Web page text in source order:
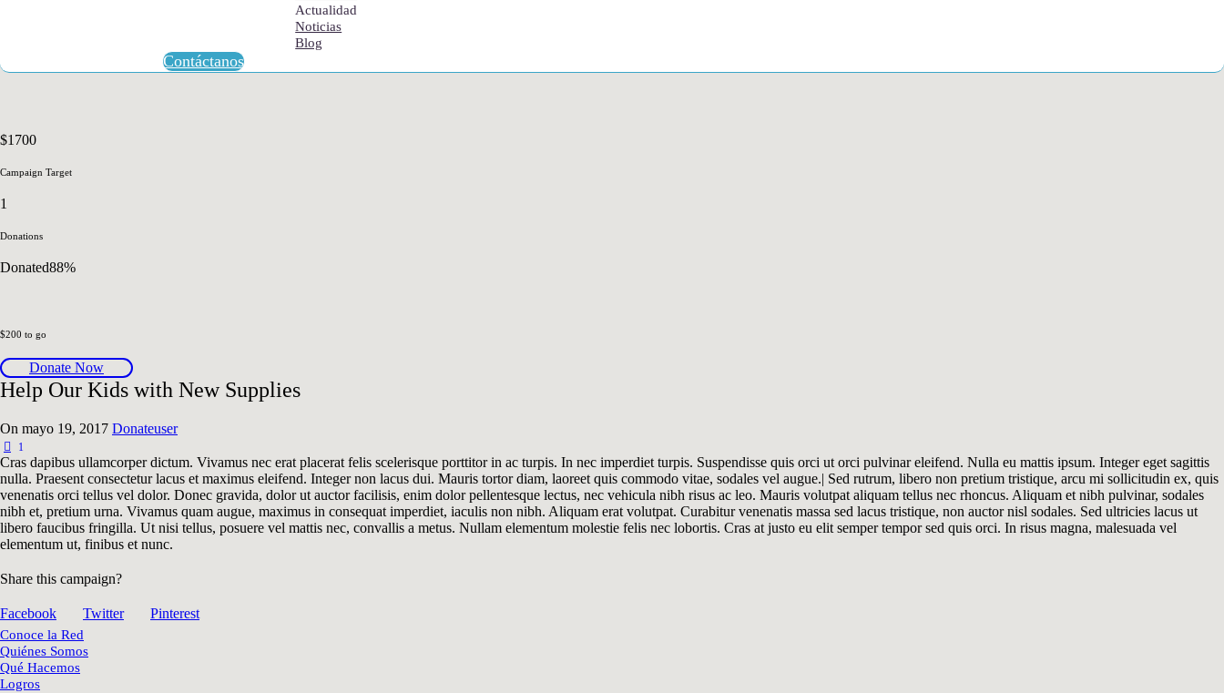
Actualidad
Noticias
Blog
Contáctanos
$1700
Campaign Target
1
Donations
Donated88%
$200 to go
Donate Now
Help Our Kids with New Supplies
On mayo 19, 2017 Donateuser
1
Cras dapibus ullamcorper dictum. Vivamus nec erat placerat felis scelerisque porttitor in ac turpis. In nec imperdiet turpis. Suspendisse quis orci ut orci pulvinar eleifend. Nulla eu mattis ipsum. Integer eget sagittis
nulla. Praesent consectetur lacus et maximus eleifend. Integer non lacus dui. Mauris tortor diam, laoreet quis commodo vitae, sodales vel augue.| Sed rutrum, libero non pretium tristique, arcu mi sollicitudin ex, quis
venenatis orci tellus vel dolor. Donec gravida, dolor ut auctor facilisis, enim dolor pellentesque lectus, nec vehicula nibh risus ac leo. Mauris volutpat aliquam tellus nec rhoncus. Aliquam et nibh pulvinar, sodales
nibh et, pretium urna. Vivamus quam augue, maximus in consequat imperdiet, iaculis non nibh. Aliquam erat volutpat. Curabitur venenatis massa sed lacus tristique, non auctor nisl sodales. Sed ultricies lacus ut
libero faucibus fringilla. Ut nisi tellus, posuere vel mattis nec, convallis a metus. Nullam elementum molestie felis nec lobortis. Cras at justo eu elit semper tempor sed quis orci. In risus magna, malesuada vel
elementum ut, finibus et nunc.
Share this campaign?
Facebook Twitter Pinterest
Conoce la Red
Quiénes Somos
Qué Hacemos
Logros